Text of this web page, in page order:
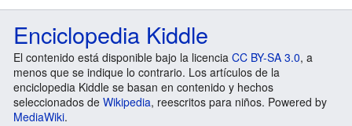
Enciclopedia Kiddle
El contenido está disponible bajo la licencia CC BY-SA 3.0, a
menos que se indique lo contrario. Los artículos de la
enciclopedia Kiddle se basan en contenido y hechos
seleccionados de Wikipedia, reescritos para niños. Powered by
MediaWiki.